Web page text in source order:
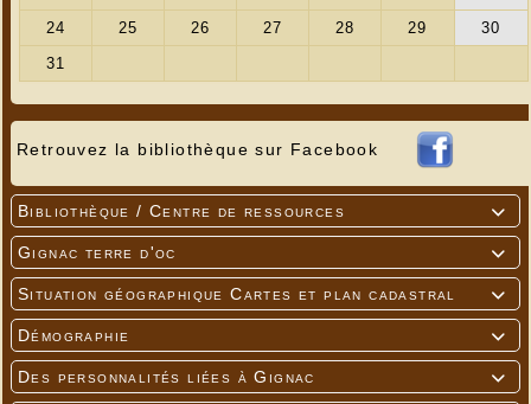
Retrouvez la bibliothèque sur Facebook

Bibliothèque / Centre de ressources

Gignac terre d'oc

Situation géographique Cartes et plan cadastral

Démographie

Des personnalités liées à Gignac